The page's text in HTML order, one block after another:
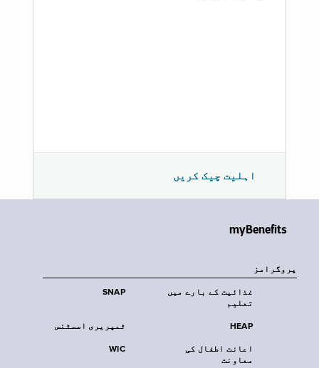
اہلیت چیک کریں
myBenefits
پروگرامز
SNAP
غذائیت کے بارے میں
تعلیم
ٹمپریری اسسٹنس HEAP
WIC
اعانت اطفال کی
معاونت